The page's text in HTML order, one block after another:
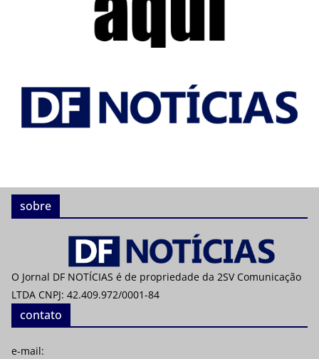
sobre
O Jornal DF NOTÍCIAS é de propriedade da 2SV Comunicação
LTDA CNPJ: 42.409.972/0001-84
contato
e-mail: